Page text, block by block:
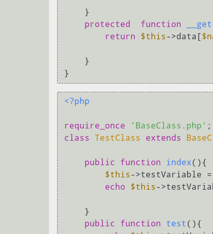
protected
function __get
return
$this ->data[
<?php
require_once 'BaseClass.php'
class
TestClass extends
public function index( ){
$this ->testVariable =
echo
$this -
public
function test ( ){